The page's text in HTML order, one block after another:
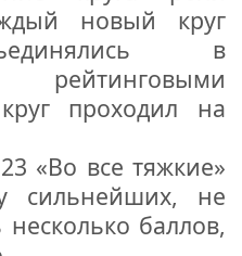
новый круг
в
рейтинговыми
проходил на
«Во все тяжкие»
сильнейших, не
баллов,